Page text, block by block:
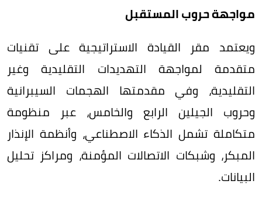
مواجهة حروب المستقبل
ويعتمد مقر القيادة الاستراتيجية على تقنيات
متقدمة لمواجهة التهديدات التقليدية وغير
التقليدية، وفي مقدمتها الهجمات السيبرانية
وحروب الجيلين الرابع والخامس، عبر منظومة
متكاملة تشمل الذكاء الاصطناعي، وأنظمة الإنذار
المبكر، وشبكات الاتصالات المؤمنة، ومراكز تحليل
البيانات.